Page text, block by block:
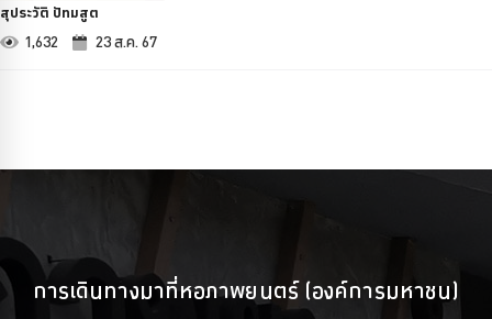
สุประวัติ ปัทมสูต
1,632 23 ส.ค. 67
การเดินทางมาที่หอภาพยนตร์ (องค์การมหาชน)